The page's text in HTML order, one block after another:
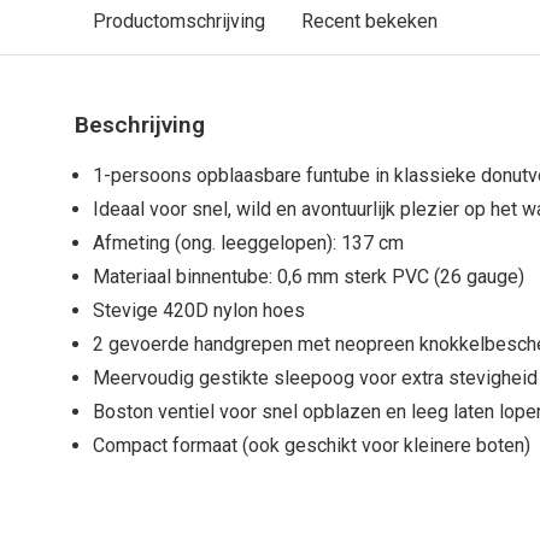
Productomschrijving Recent bekeken
Beschrijving
1-persoons opblaasbare funtube in klassieke
Ideaal voor snel, wild en avontuurlijk plezier op het
Afmeting (ong. leeggelopen): 137 cm
Materiaal binnentube: 0,6 mm sterk PVC (26 gauge)
Stevige 420D nylon hoes
2 gevoerde handgrepen met neopreen
Meervoudig gestikte sleepoog voor extra stevigheid
Boston ventiel voor snel opblazen en leeg laten
Compact formaat (ook geschikt voor kleinere boten)